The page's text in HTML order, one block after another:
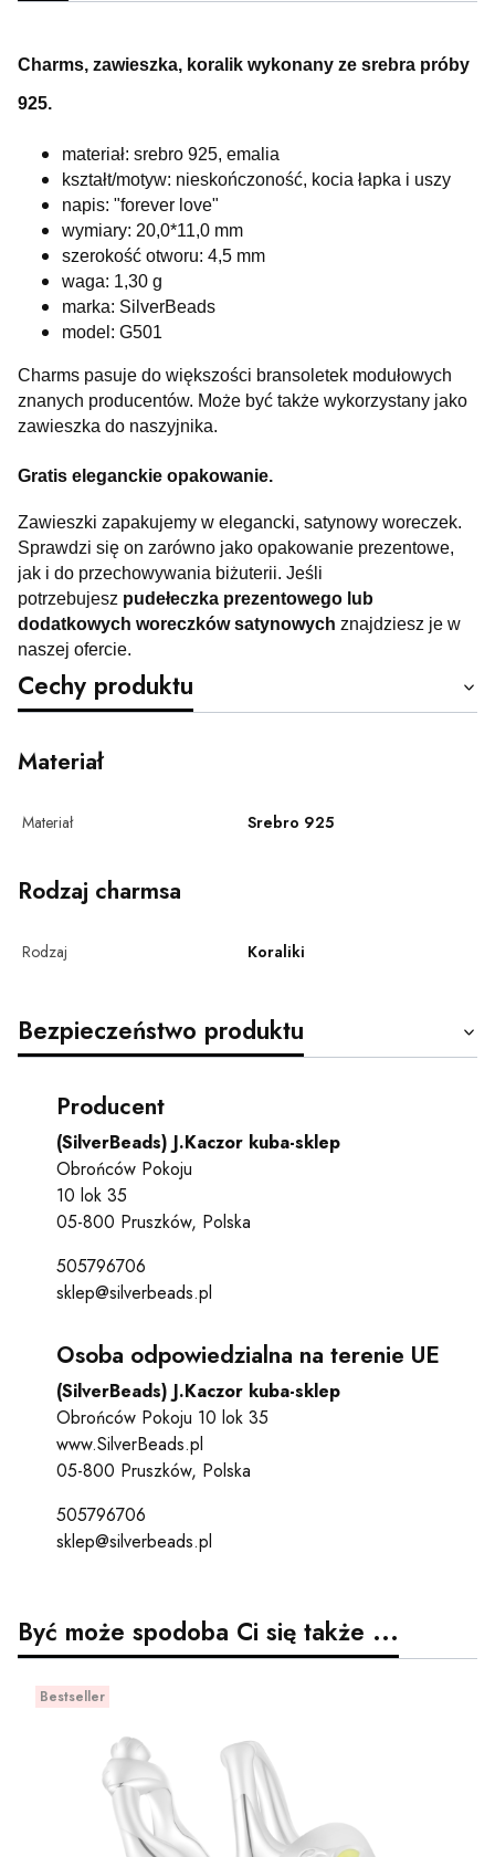
Charms, zawieszka, koralik wykonany ze srebra próby
925.
materiał: srebro 925, emalia
kształt/motyw: nieskończoność, kocia łapka i uszy
napis: "forever love"
wymiary: 20,0*11,0 mm
szerokość otworu: 4,5 mm
waga: 1,30 g
marka: SilverBeads
model: G501
Charms pasuje do większości bransoletek modułowych
znanych producentów. Może być także wykorzystany jako
zawieszka do naszyjnika.
Gratis eleganckie opakowanie.
Zawieszki zapakujemy w elegancki, satynowy woreczek.
Sprawdzi się on zarówno jako opakowanie prezentowe,
jak i do przechowywania biżuterii. Jeśli
potrzebujesz pudełeczka prezentowego lub
dodatkowych woreczków satynowych znajdziesz je w
naszej ofercie.
Cechy produktu
Materiał
Materiał Srebro 925
Rodzaj charmsa
Rodzaj Koraliki
Bezpieczeństwo produktu
Producent
(SilverBeads) J.Kaczor kuba-sklep
Obrońców Pokoju
10 lok 35
05-800 Pruszków, Polska
505796706
sklep@silverbeads.pl
Osoba odpowiedzialna na terenie UE
(SilverBeads) J.Kaczor kuba-sklep
Obrońców Pokoju 10 lok 35
www.SilverBeads.pl
05-800 Pruszków, Polska
505796706
sklep@silverbeads.pl
Być może spodoba Ci się także ...
Bestseller